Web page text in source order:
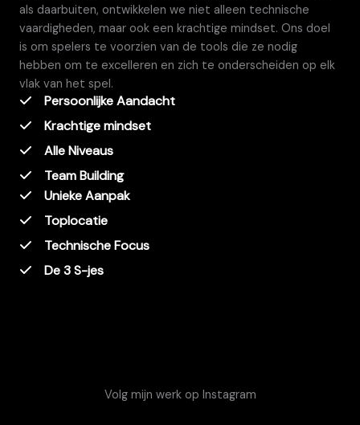
als daarbuiten, ontwikkelen we niet alleen technische
vaardigheden, maar ook een krachtige mindset. Ons doel
is om spelers te voorzien van de tools die ze nodig
hebben om te excelleren en zich te onderscheiden op elk
vlak van het spel.
Persoonlijke Aandacht
Krachtige mindset
Alle Niveaus
Team Building
Unieke Aanpak
Toplocatie
Technische Focus
De 3 S-jes
Volg mijn werk op Instagram